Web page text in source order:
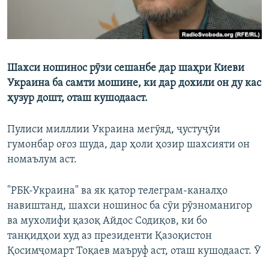
Шахси ношинос рӯзи сешанбе дар шаҳри Киеви
Украина ба самти мошине, ки дар дохили он ду кас
ҳузур дошт, оташ кушодааст.
Пулиси милллии Украина мегӯяд, ҷустуҷӯи
гумонбар оғоз шуда, дар ҳоли ҳозир шахсияти он
номаълум аст.
"РБК-Украина" ва як қатор телеграм-каналҳо
навиштанд, шахси ношинос ба сӯи рӯзноманигор
ва мухолифи қазоқ Айдос Содиқов, ки бо
танқидҳои худ аз президенти Қазоқистон
Қосимҷомарт Тоқаев маъруф аст, оташ кушодааст. Ӯ